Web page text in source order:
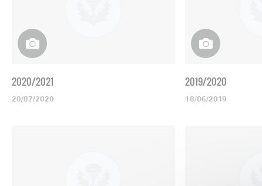
2020/2021
20/07/2020
2019/2020
18/06/2019